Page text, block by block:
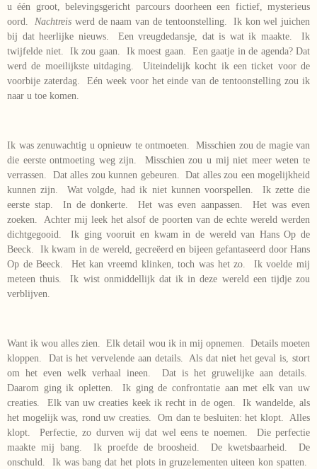
u één groot, belevingsgericht parcours doorheen een fictief, mysterieus
oord. Nachtreis werd de naam van de tentoonstelling. Ik kon wel juichen
bij dat heerlijke nieuws. Een vreugdedansje, dat is wat ik maakte. Ik
twijfelde niet. Ik zou gaan. Ik moest gaan. Een gaatje in de agenda? Dat
werd de moeilijkste uitdaging. Uiteindelijk kocht ik een ticket voor de
voorbije zaterdag. Eén week voor het einde van de tentoonstelling zou ik
naar u toe komen.
Ik was zenuwachtig u opnieuw te ontmoeten. Misschien zou de magie van
die eerste ontmoeting weg zijn. Misschien zou u mij niet meer weten te
verrassen. Dat alles zou kunnen gebeuren. Dat alles zou een mogelijkheid
kunnen zijn. Wat volgde, had ik niet kunnen voorspellen. Ik zette die
eerste stap. In de donkerte. Het was even aanpassen. Het was even
zoeken. Achter mij leek het alsof de poorten van de echte wereld werden
dichtgegooid. Ik ging vooruit en kwam in de wereld van Hans Op de
Beeck. Ik kwam in de wereld, gecreëerd en bijeen gefantaseerd door Hans
Op de Beeck. Het kan vreemd klinken, toch was het zo. Ik voelde mij
meteen thuis. Ik wist onmiddellijk dat ik in deze wereld een tijdje zou
verblijven.
Want ik wou alles zien. Elk detail wou ik in mij opnemen. Details moeten
kloppen. Dat is het vervelende aan details. Als dat niet het geval is, stort
om het even welk verhaal ineen. Dat is het gruwelijke aan details.
Daarom ging ik opletten. Ik ging de confrontatie aan met elk van uw
creaties. Elk van uw creaties keek ik recht in de ogen. Ik wandelde, als
het mogelijk was, rond uw creaties. Om dan te besluiten: het klopt. Alles
klopt. Perfectie, zo durven wij dat wel eens te noemen. Die perfectie
maakte mij bang. Ik proefde de broosheid. De kwetsbaarheid. De
onschuld. Ik was bang dat het plots in gruzelementen uiteen kon spatten.